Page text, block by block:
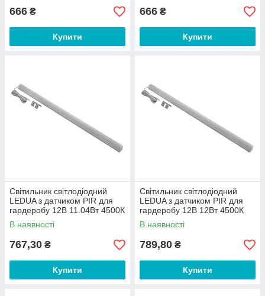
666 ₴
Купити
666 ₴
Купити
Світильник світлодіодний
LEDUA з датчиком PIR для
гардеробу 12В 11.04Вт 4500К
1200мм
В наявності
767,30 ₴
Купити
Світильник світлодіодний
LEDUA з датчиком PIR для
гардеробу 12В 12Вт 4500К
1300мм
В наявності
789,80 ₴
Купити